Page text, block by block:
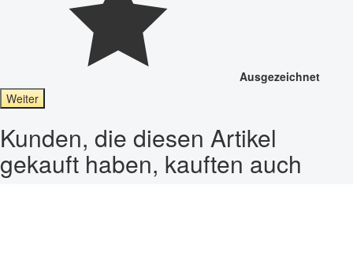
Ausgezeichnet
Weiter
Kunden, die diesen Artikel
gekauft haben, kauften auch